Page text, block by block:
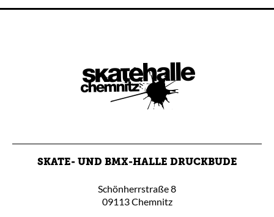
SKATE- UND BMX-HALLE DRUCKBUDE
Schönherrstraße 8
09113 Chemnitz